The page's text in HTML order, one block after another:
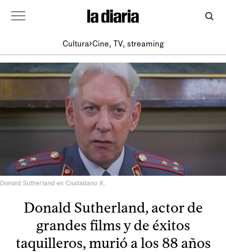
Cultura Cine, TV, streaming
Donald Sutherland en Ciudadano X.
Donald Sutherland, actor de
grandes films y de éxitos
taquilleros, murió a los 88 años